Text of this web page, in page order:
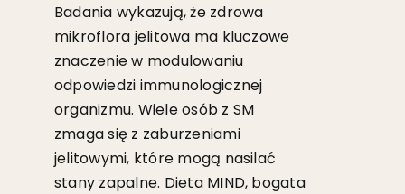
Badania wykazują, że zdrowa
mikroflora jelitowa ma kluczowe
znaczenie w modulowaniu
odpowiedzi immunologicznej
organizmu. Wiele osób z SM
zmaga się z zaburzeniami
jelitowymi, które mogą nasilać
stany zapalne. Dieta MIND, bogata